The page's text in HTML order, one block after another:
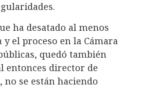
ha desatado al menos
el proceso en la Cámara
quedó también
entonces director de
no se están haciendo